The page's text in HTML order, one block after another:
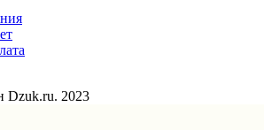
Dzuk.ru. 2023